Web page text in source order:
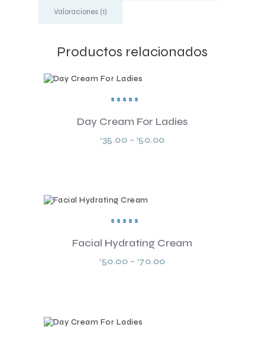
Valoraciones (1)
Productos relacionados
Day Cream For Ladies
5.00
de 5
$35.00 – $50.00
Facial Hydrating Cream
5.00
de 5
$50.00 – $70.00